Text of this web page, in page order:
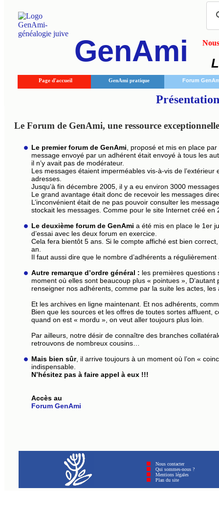
GenAmi
Page d'accueil GenAmi pratique Forum
Le Forum de GenAmi, une ressource
Le premier forum de GenAmi, proposé et mis en place
message envoyé par un adhérent était envoyé à tous les
il n’y avait pas de modérateur.
Les messages étaient imperméables vis-à-vis de
adresses.
Jusqu’à fin décembre 2005, il y a eu environ 3000
Le grand avantage était donc de recevoir les messages
L’inconvénient était de ne pas pouvoir consulter les
stockait les messages. Comme pour le site Internet créé
Le deuxième forum de GenAmia été mis en place le 1er
d’essai avec les deux forum en exercice.
Cela fera bientôt 5 ans. Si le compte affiché est bien
an.
Il faut aussi dire que le nombre d’adhérents a
Autre remarque d’ordre général : les premières questions
moment où elles sont beaucoup plus « pointues »,
renseigner nos adhérents, comme par la suite les actes,
Et les archives en ligne maintenant. Et nos adhérents,
Bien que les sources et les offres de toutes sortes affluent,
quand on est « mordu », on veut aller toujours plus loin.
Par ailleurs, notre désir de connaître des branches
retrouvons de nombreux cousins…
Mais bien sûr, il arrive toujours à un moment où l’on «
indispensable.
N’hésitez pas à faire appel à eux !!!
Accès au
Forum GenAmi
Nous contacter
Qui sommes-nous ?
Mentions légales
Plan du site © GenAmi